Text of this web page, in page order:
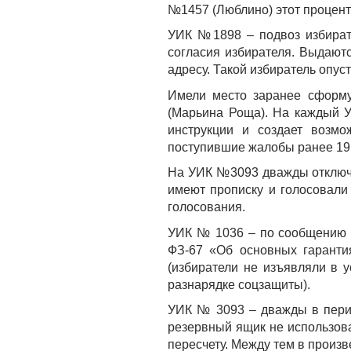
№1457 (Люблино) этот
УИК №1898 – подвоз
согласия избирателя.
адресу. Такой избиратель
Имели место заранее
(Марьина Роща). На каждый
инструкции и создает
поступившие жалобы ранее 19
На УИК №3093 дважды
имеют прописку и
голосования.
УИК № 1036 – по сообщению
ФЗ-67 «Об основных
(избиратели не изъявляли в
разнарядке соцзащиты).
УИК № 3093 – дважды в
резервный ящик не
пересчету. Между тем в